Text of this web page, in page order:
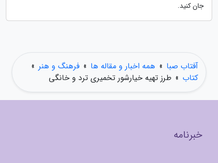
جان کنید.
آفتاب صبا » همه اخبار و مقاله ها » فرهنگ و هنر »
کتاب » طرز تهیه خیارشور تخمیری ترد و خانگی
خبرنامه